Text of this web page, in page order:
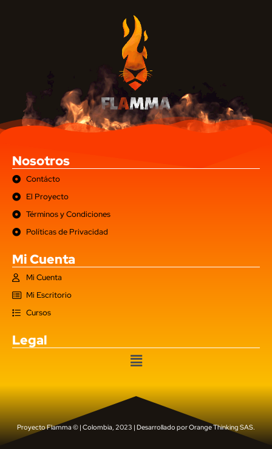
Nosotros
Contácto
El Proyecto
Términos y Condiciones
Políticas de Privacidad
Mi Cuenta
Mi Cuenta
Mi Escritorio
Cursos
Legal
Proyecto Flamma © | Colombia, 2023 | Desarrollado por Orange Thinking SAS.